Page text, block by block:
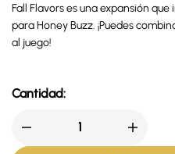
Fall Flavors es una expansión
para Honey Buzz. ¡Puedes
al juego!
Cantidad: